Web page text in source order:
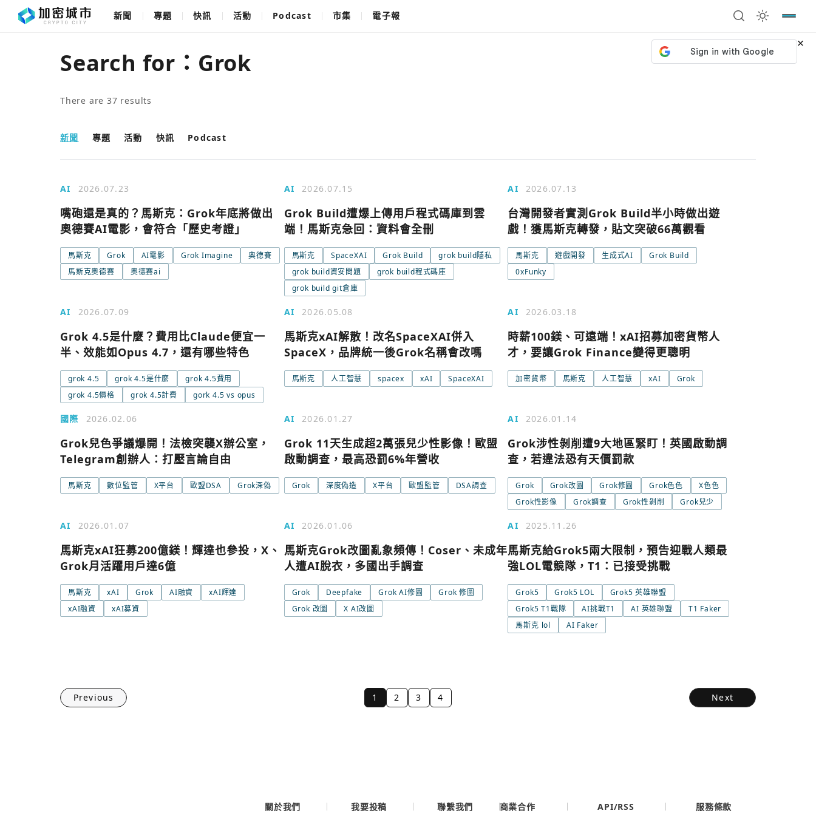
新聞 專題 快訊 活動 Podcast 市集 電子報
Search for： Grok
There are 37 results
新聞 專題 活動 快訊 Podcast
AI 2026.07.23
嘴砲還是真的？馬斯克：Grok年底將做出
奧德賽AI電影，會符合「歷史考證」
馬斯克 Grok AI電影 Grok Imagine
奧德賽
馬斯克奧德賽
奧德賽ai
AI 2026.07.15
Grok Build遭爆上傳用戶程式碼庫到雲
端！馬斯克急回：資料會全刪
馬斯克 SpaceXAI Grok Build
grok build隱私
grok build資安問題
grok build程式碼庫
grok build git倉庫
AI 2026.07.13
台灣開發者實測Grok Build半小時做出遊
戲！獲馬斯克轉發，貼文突破66萬觀看
馬斯克 遊戲開發 生成式AI
Grok Build
0xFunky
AI 2026.07.09
Grok 4.5是什麼？費用比Claude便宜一
半、效能如Opus 4.7，還有哪些特色
grok 4.5 grok 4.5是什麼
grok 4.5費用
grok 4.5價格
grok 4.5計費 gork 4.5 vs opus
AI 2026.05.08
馬斯克xAI解散！改名SpaceXAI併入
SpaceX，品牌統一後Grok名稱會改嗎
馬斯克 人工智慧 spacex xAI SpaceXAI
AI 2026.03.18
時薪100鎂、可遠端！xAI招募加密貨幣人
才，要讓Grok Finance變得更聰明
加密貨幣 馬斯克 人工智慧 xAI Grok
國際 2026.02.06
Grok兒色爭議爆開！法檢突襲X辦公室，
Telegram創辦人：打壓言論自由
馬斯克 數位監管 X平台 歐盟DSA Grok深偽
AI 2026.01.27
Grok 11天生成超2萬張兒少性影像！歐盟
啟動調查，最高恐罰6%年營收
Grok 深度偽造 X平台 歐盟監管 DSA調查
AI 2026.01.14
Grok涉性剝削遭9大地區緊盯！英國啟動調
查，若違法恐有天價罰款
Grok Grok改圖 Grok修圖 Grok色色
X色色
Grok性影像
Grok調查 Grok性剝削 Grok兒少
AI 2026.01.07
馬斯克xAI狂募200億鎂！輝達也參投，X、
Grok月活躍用戶達6億
馬斯克 xAI Grok AI融資
xAI輝達
xAI融資
xAI募資
AI 2026.01.06
馬斯克Grok改圖亂象頻傳！Coser、未成年
人遭AI脫衣，多國出手調查
Grok Deepfake Grok AI修圖
Grok 修圖
Grok 改圖
X AI改圖
AI 2025.11.26
馬斯克給Grok5兩大限制，預告迎戰人類最
強LOL電競隊，T1：已接受挑戰
Grok5 Grok5 LOL
Grok5 英雄聯盟
Grok5 T1戰隊
AI挑戰T1 AI 英雄聯盟
T1 Faker
馬斯克 lol
AI Faker
Previous 1 2 3 4 Next
今日熱門
Email
繼續表示您已同意 服務條款與隱私政策
今日熱門
關於我們 我要投稿 聯繫我們 商業合作 API/RSS 服務條款
×